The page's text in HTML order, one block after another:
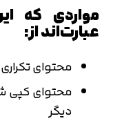
مواردی که
عبارت‌اند از:
محتوای تکراری
محتوای کپی
دیگر